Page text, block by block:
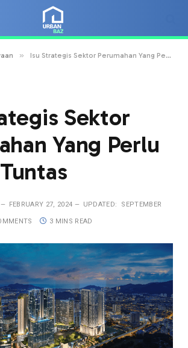
» Isu Strategis Sektor Perumahan Yang Perlu Diulas Tuntas
Sektor
Yang Perlu
FEBRUARY 27, 2024 UPDATED: SEPTEMBER
3 MINS READ